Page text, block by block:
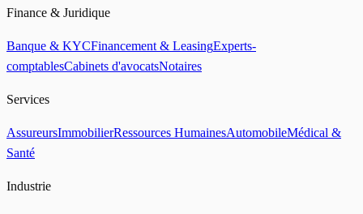
Finance & Juridique
Banque & KYCFinancement & LeasingExperts-
comptablesCabinets d'avocatsNotaires
Services
AssureursImmobilierRessources HumainesAutomobileMédical &
Santé
Industrie